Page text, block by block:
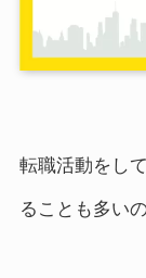
転職活動をし
ることも多い